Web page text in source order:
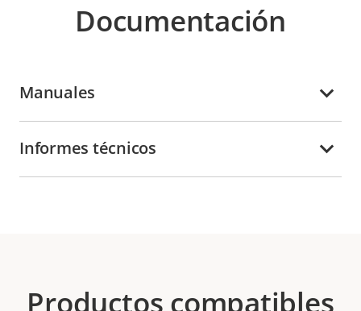
Documentación
Manuales
Informes técnicos
Productos compatibles